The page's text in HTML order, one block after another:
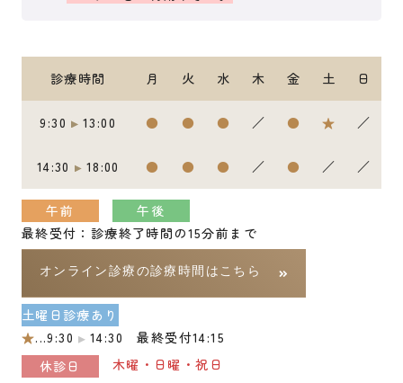
診療時間 月 火 水 木 金 土 日
9:30 13:00 ● ● ● ／ ● ★ ／
14:30 18:00 ● ● ● ／ ● ／ ／
午前
午後
最終受付：診療終了時間の15分前まで
オンライン診療の診療時間はこちら
土曜日診療あり
★...9:30
14:30 最終受付14:15
休診日
木曜・日曜・祝日